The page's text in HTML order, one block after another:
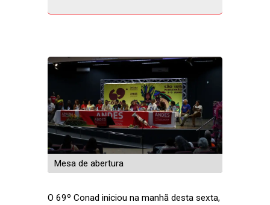
Mesa de abertura
O 69º Conad iniciou na manhã desta sexta,